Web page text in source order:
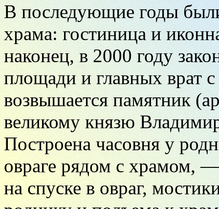
В последующие годы
храма: гостиница и
наконец, в 2000 году
площади и главных врат
возвышается памятник
великому князю
Построена часовня у
овраге рядом с храмом, —
на спуске в овраг,